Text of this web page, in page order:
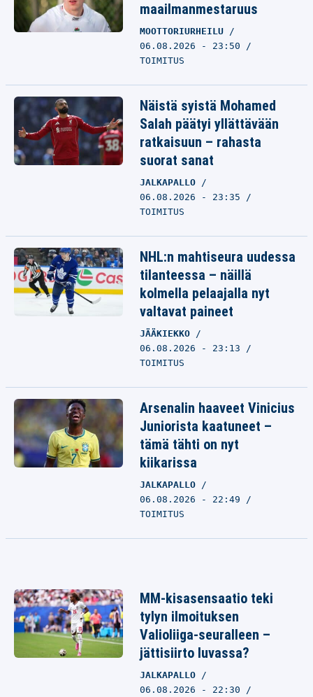
maailmanmestaruus
MOOTTORIURHEILU
06.08.2026 - 23:50
TOIMITUS
Näistä syistä Mohamed
Salah päätyi yllättävään
ratkaisuun – rahasta
suorat sanat
JALKAPALLO
06.08.2026 - 23:35
TOIMITUS
NHL:n mahtiseura uudessa
tilanteessa – näillä
kolmella pelaajalla nyt
valtavat paineet
JÄÄKIEKKO
06.08.2026 - 23:13
TOIMITUS
Arsenalin haaveet Vinicius
Juniorista kaatuneet –
tämä tähti on nyt
kiikarissa
JALKAPALLO
06.08.2026 - 22:49
TOIMITUS
MM-kisasensaatio teki
tylyn ilmoituksen
Valioliiga-seuralleen –
jättisiirto luvassa?
JALKAPALLO
06.08.2026 - 22:30